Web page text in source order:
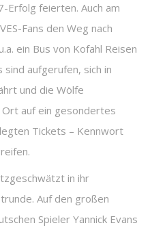
Erfolg feierten. Auch am
Fans den Weg nach
ein Bus von Kofahl Reisen
sind aufgerufen, sich in
und die Wölfe
auf ein gesondertes
Tickets – Kennwort
in ihr
Auf den großen
Spieler Yannick Evans